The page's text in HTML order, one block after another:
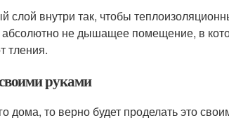
слой внутри так, чтобы
абсолютно не дышащее помещение, в
тления.
руками
дома, то верно будет проделать это